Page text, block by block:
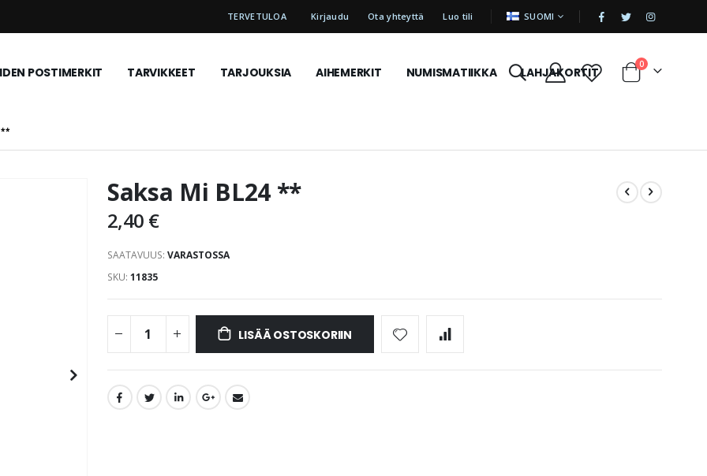
TERVETULOA Kirjaudu Ota yhteyttä Luo tili KIELI SUOMI |
POSTIMERKIT TARVIKKEET TARJOUKSIA AIHEMERKIT NUMISMATIIKKA LAHJAKORTIT Cart
0tuotetta
**
Saksa Mi BL24 **
2,40 €
SAATAVUUS: VARASTOSSA
SKU 11835
LISÄÄ OSTOSKORIIN